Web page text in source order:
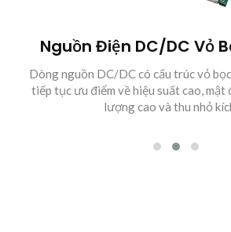
Nguồn Điện DC/DC Vỏ
Dòng nguồn DC/DC có cấu trúc vỏ bọc,
tiếp tục ưu điểm về hiệu suất cao, mật
lượng cao và thu nhỏ kích